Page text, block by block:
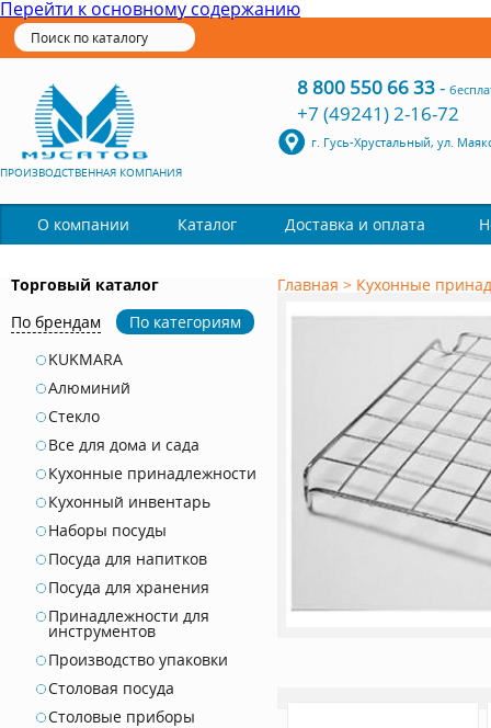
Перейти к основному содержанию
ПРОИЗВОДСТВЕННАЯ КОМПАНИЯ
8 800 550 66 33-
+7 (49241) 2-16-72
г. Гусь-Хрустальный, ул.
О компании Каталог Доставка и оплата
Торговый каталог
По брендам
По категориям
KUKMARA
Алюминий
Стекло
Все для дома и сада
Кухонные принадлежности
Кухонный инвентарь
Наборы посуды
Посуда для напитков
Посуда для хранения
Принадлежности для
инструментов
Производство упаковки
Столовая посуда
Столовые приборы
Главная > Кухонные